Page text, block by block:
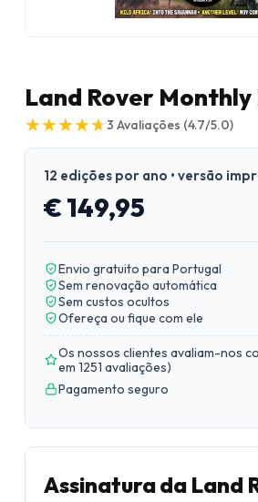
Land Rover
★
★★
★★
★★
★★
★3 Avaliações (4.7/5.0)
12 edições por ano • versão
€ 149,95
Envio gratuito para Portugal
Sem renovação automática
Sem custos ocultos
Ofereça ou fique com ele
Os nossos clientes avaliam-nos
em 1251 avaliações)
Pagamento seguro
Assinatura da Land